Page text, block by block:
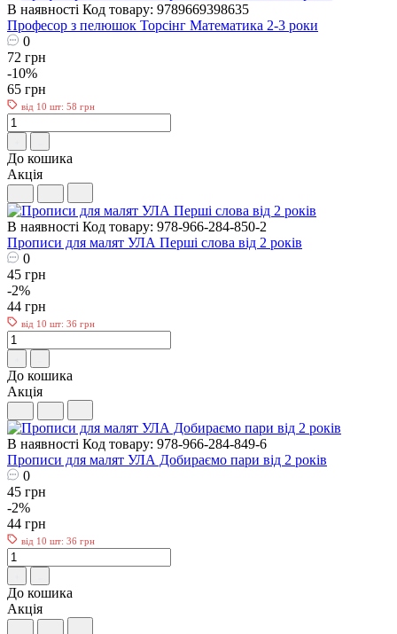
В наявності Код товару: 9789669398635
Професор з пелюшок Торсінг Математика 2-3 роки
0
72 грн
-10%
65 грн
від 10 шт: 58 грн
До кошика
Акція
В наявності Код товару: 978-966-284-850-2
Прописи для малят УЛА Перші слова від 2 років
0
45 грн
-2%
44 грн
від 10 шт: 36 грн
До кошика
Акція
В наявності Код товару: 978-966-284-849-6
Прописи для малят УЛА Добираємо пари від 2 років
0
45 грн
-2%
44 грн
від 10 шт: 36 грн
До кошика
Акція